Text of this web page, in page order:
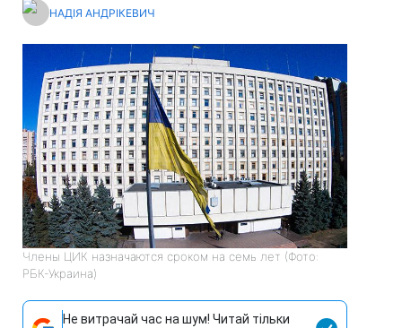
НАДІЯ АНДРІКЕВИЧ
Члены ЦИК назначаются сроком на семь лет (Фото:
РБК-Украина)
Не витрачай час на шум! Читай тільки